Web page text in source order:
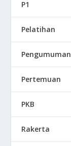
P1
Pelatihan
Pengumuman
Pertemuan
PKB
Rakerta